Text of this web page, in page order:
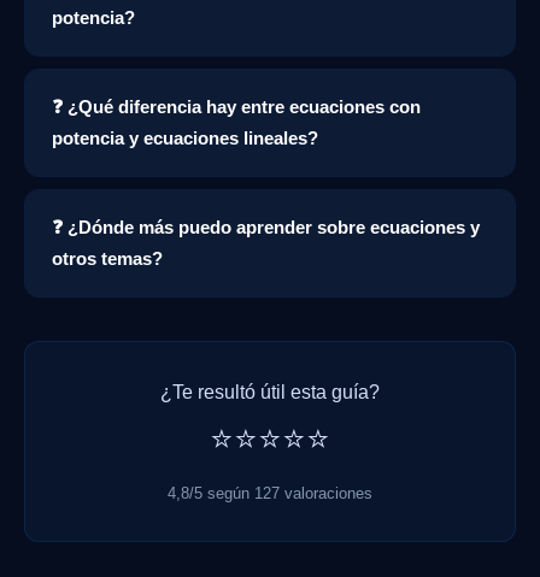
potencia?
❓ ¿Qué diferencia hay entre ecuaciones con
potencia y ecuaciones lineales?
❓ ¿Dónde más puedo aprender sobre ecuaciones y
otros temas?
¿Te resultó útil esta guía?
⭐⭐⭐⭐⭐
4,8/5 según 127 valoraciones